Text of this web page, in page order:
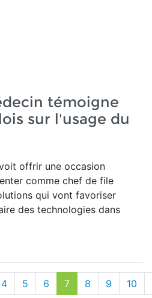
témoigne
sur l'usage du
offrir une occasion
comme chef de file
qui vont favoriser
des technologies dans
4 5 6 7 8 9 10